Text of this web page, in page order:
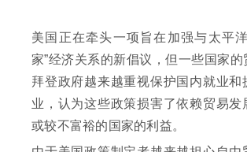
美国正在牵头一项旨在加强与太平
家”经济关系的新倡议，但一些国家
拜登政府越来越重视保护国内就业和
业，认为这些政策损害了依赖贸易发
或较不富裕的国家的利益。